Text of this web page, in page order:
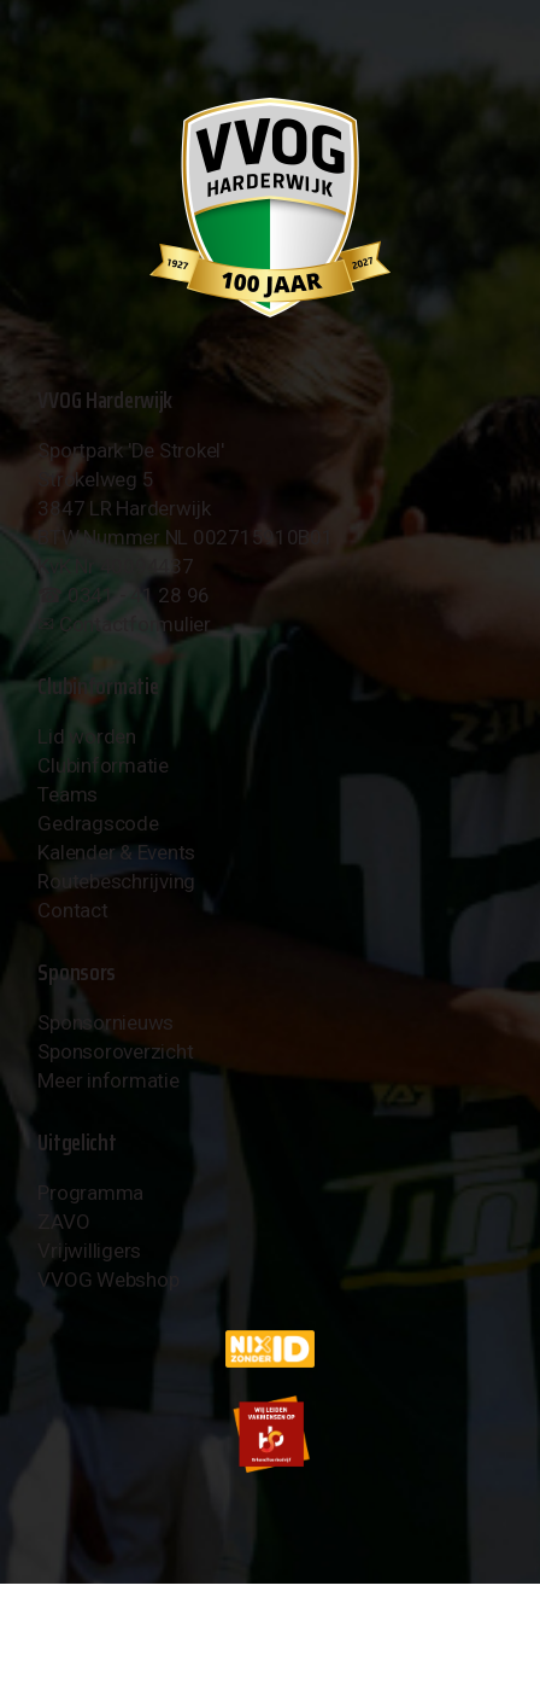
VVOG Harderwijk
Sportpark 'De Strokel'
Strokelweg 5
3847 LR Harderwijk
BTW Nummer NL 002715910B01
KvK Nr 40094437
☎︎ 0341 - 41 28 96
✉︎ Contactformulier
Clubinformatie
Lid worden
Clubinformatie
Teams
Gedragscode
Kalender & Events
Routebeschrijving
Contact
Sponsors
Sponsornieuws
Sponsoroverzicht
Meer informatie
Uitgelicht
Programma
ZAVO
Vrijwilligers
VVOG Webshop